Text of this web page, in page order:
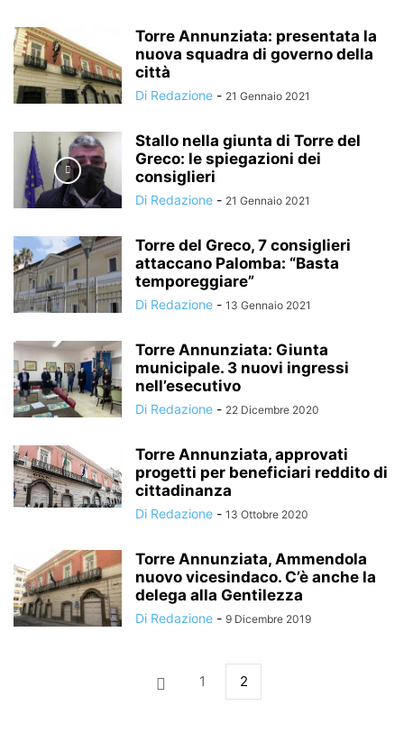
Torre Annunziata: presentata la
nuova squadra di governo della
città
Di Redazione - 21 Gennaio 2021
Stallo nella giunta di Torre del
Greco: le spiegazioni dei
consiglieri
Di Redazione - 21 Gennaio 2021
Torre del Greco, 7 consiglieri
attaccano Palomba: “Basta
temporeggiare”
Di Redazione - 13 Gennaio 2021
Torre Annunziata: Giunta
municipale. 3 nuovi ingressi
nell’esecutivo
Di Redazione - 22 Dicembre 2020
Torre Annunziata, approvati
progetti per beneficiari reddito di
cittadinanza
Di Redazione - 13 Ottobre 2020
Torre Annunziata, Ammendola
nuovo vicesindaco. C’è anche la
delega alla Gentilezza
Di Redazione - 9 Dicembre 2019
1 2